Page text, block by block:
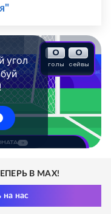
0
голы
0
сейвы
угол
В MAX!
на нас